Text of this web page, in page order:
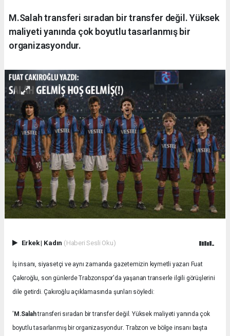
M.Salah transferi sıradan bir transfer değil. Yüksek
maliyeti yanında çok boyutlu tasarlanmış bir
organizasyondur.
Erkek| Kadın (Haberi Sesli Oku)
İş insanı, siyasetçi ve aynı zamanda gazetemizin kıymetli yazarı Fuat
Çakıroğlu, son günlerde Trabzonspor'da yaşanan transerle ilgili görüşlerini
dile getirdi. Çakıroğlu açıklamasında şunları söyledi:
' M.Salahtransferi sıradan bir transfer değil. Yüksek maliyeti yanında çok
boyutlu tasarlanmış bir organizasyondur.Trabzon ve bölge insanı başta